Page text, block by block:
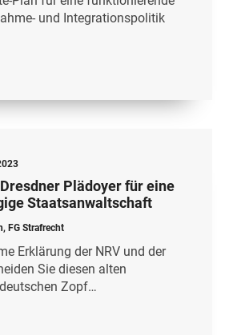
und Integrationspolitik
Plädoyer für eine
Staatsanwaltschaft
, FG Strafrecht
Erklärung der NRV und der
Sie diesen alten
Zopf…